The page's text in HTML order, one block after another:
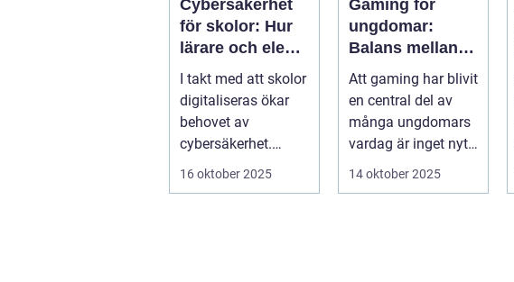
Cybersäkerhet
för skolor: Hur
lärare och elever
skyddar sina
data
I takt med att skolor
digitaliseras ökar
behovet av
cybersäkerhet.
Elever och lärare ...
16 oktober 2025
Gaming för
ungdomar:
Balans mellan
träning, skola
och socialt liv
Att gaming har blivit
en central del av
många ungdomars
vardag är inget nytt
– men ...
14 oktober 2025